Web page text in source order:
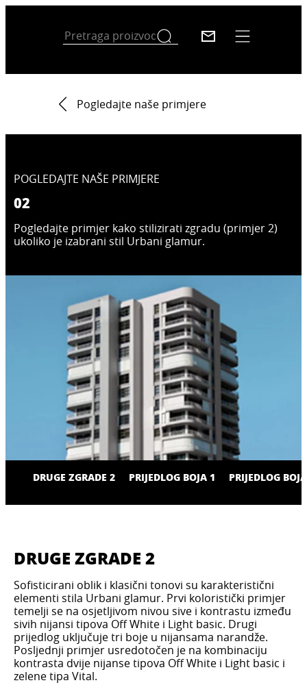
Pogledajte naše primjere
POGLEDAJTE NAŠE PRIMJERE
02
Pogledajte primjer kako stilizirati zgradu (primjer 2)
ukoliko je izabrani stil Urbani glamur.
DRUGE ZGRADE 2 PRIJEDLOG BOJA 1 PRIJEDLOG
DRUGE ZGRADE 2
Sofisticirani oblik i klasični tonovi su karakteristični
elementi stila Urbani glamur. Prvi koloristički primjer
temelji se na osjetljivom nivou sive i kontrastu između
sivih nijansi tipova Off White i Light basic. Drugi
prijedlog uključuje tri boje u nijansama narandže.
Posljednji primjer usredotočen je na kombinaciju
kontrasta dvije nijanse tipova Off White i Light basic i
zelene tipa Vital.